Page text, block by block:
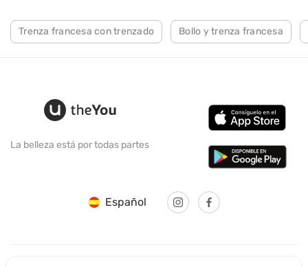
Trenza francesa con trenzado Bollo y trenza francesa
La belleza está por todas partes
Español